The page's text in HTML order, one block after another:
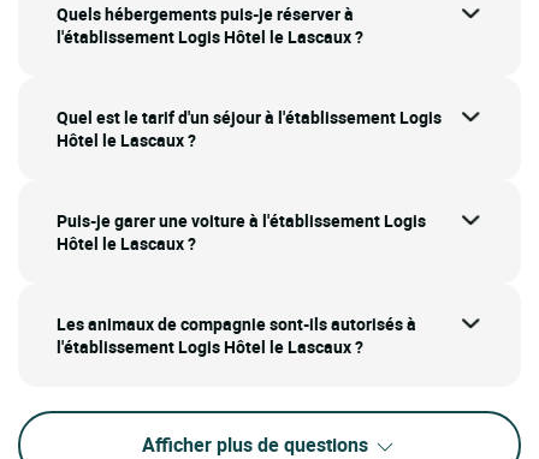
Quels hébergements puis-je réserver à
l'établissement Logis Hôtel le Lascaux ?
Quel est le tarif d'un séjour à l'établissement Logis
Hôtel le Lascaux ?
Puis-je garer une voiture à l'établissement Logis
Hôtel le Lascaux ?
Les animaux de compagnie sont-ils autorisés à
l'établissement Logis Hôtel le Lascaux ?
Afficher plus de questions